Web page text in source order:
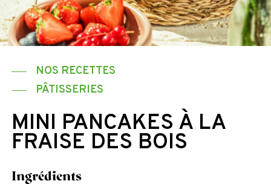
NOS RECETTES
PÂTISSERIES
MINI PANCAKES À LA
FRAISE DES BOIS
Ingrédients